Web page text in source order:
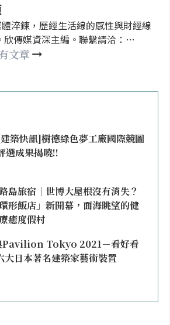
淬鍊，歷經生活線的感性與財經線
欣傳媒資深主編。聯繫請洽：
文章
築快訊]樹德綠色夢工廠國際競圖
選成果揭曉!!
島旅宿｜世博大屋根沒有消失？
形飯店」新開幕，面海眺望的健
癒度假村
Pavilion Tokyo 2021－看好看
大日本著名建築家藝術裝置